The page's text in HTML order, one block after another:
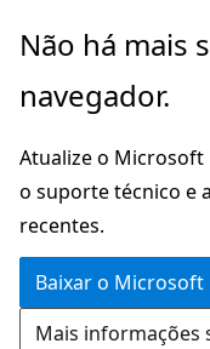
Pular
o
principal
Não há mais
navegador.
Atualize o Microsoft
o suporte técnico e
recentes.
Baixar o Microsoft
Mais informações